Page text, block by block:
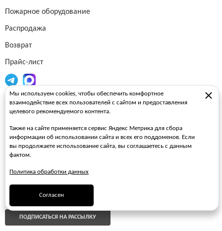
Пожарное оборудование
Распродажа
Возврат
Прайс-лист
Огнетушители
Пожарные стволы
Пожарные шкафы
FAQ
ПОДПИСАТЬСЯ НА РАССЫЛКУ
Мы используем cookies, чтобы обеспечить комфортное
взаимодействие всех пользователей с сайтом и предоставления
целевого рекомендуемого контента.
Также на сайте применяется сервис Яндекс Метрика для сбора
информации об использовании сайта и всех его поддоменов. Если
вы продолжаете использование сайта, вы соглашаетесь с данным
фактом.
Политика обработки данных
Согласен